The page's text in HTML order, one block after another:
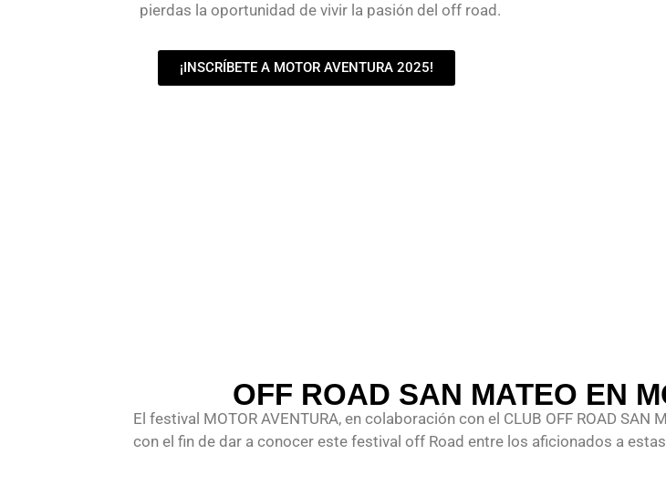
pierdas la oportunidad de vivir la pasión del off road.
¡INSCRÍBETE A MOTOR AVENTURA 2025!
OFF ROAD SAN MATEO EN
El festival MOTOR AVENTURA, en colaboración con el CLUB OFF ROAD
con el fin de dar a conocer este festival off Road entre los aficionados a